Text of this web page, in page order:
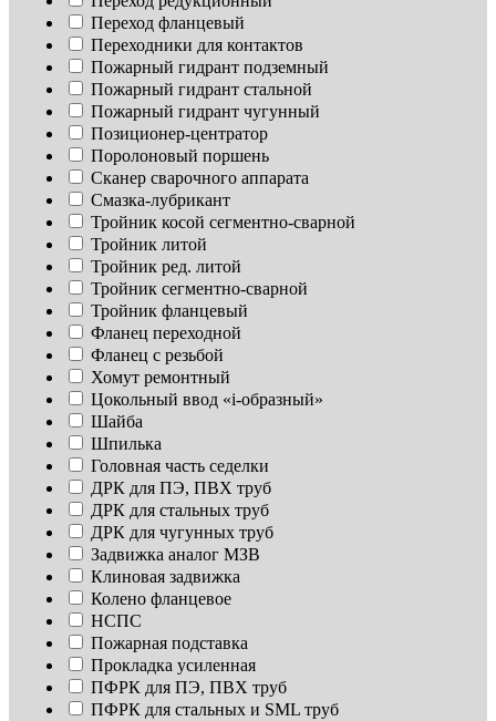
Переход фланцевый
Переходники для контактов
Пожарный гидрант подземный
Пожарный гидрант стальной
Пожарный гидрант чугунный
Позиционер-центратор
Поролоновый поршень
Сканер сварочного аппарата
Смазка-лубрикант
Тройник косой сегментно-сварной
Тройник литой
Тройник ред. литой
Тройник сегментно-сварной
Тройник фланцевый
Фланец переходной
Фланец с резьбой
Хомут ремонтный
Цокольный ввод «i-образный»
Шайба
Шпилька
Головная часть седелки
ДРК для ПЭ, ПВХ труб
ДРК для стальных труб
ДРК для чугунных труб
Задвижка аналог МЗВ
Клиновая задвижка
Колено фланцевое
НСПС
Пожарная подставка
Прокладка усиленная
ПФРК для ПЭ, ПВХ труб
ПФРК для стальных и SML труб